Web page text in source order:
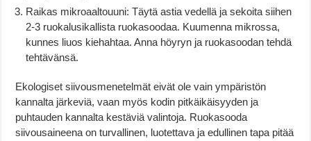
Raikas mikroaaltouuni: Täytä astia vedellä ja sekoita siihen
2-3 ruokalusikallista ruokasoodaa. Kuumenna mikrossa,
kunnes liuos kiehahtaa. Anna höyryn ja ruokasoodan tehdä
tehtävänsä.
Ekologiset siivousmenetelmät eivät ole vain ympäristön
kannalta järkeviä, vaan myös kodin pitkäikäisyyden ja
puhtauden kannalta kestäviä valintoja. Ruokasooda
siivousaineena on turvallinen, luotettava ja edullinen tapa pitää